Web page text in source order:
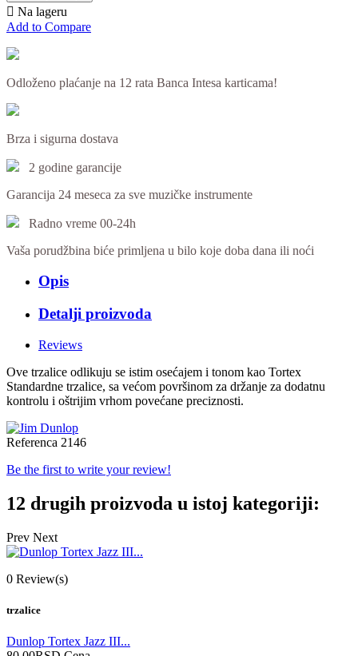
 Na lageru
Add to Compare
Odloženo plaćanje na 12 rata Banca Intesa karticama!
Brza i sigurna dostava
2 godine garancije
Garancija 24 meseca za sve muzičke instrumente
Radno vreme 00-24h
Vaša porudžbina biće primljena u bilo koje doba dana ili noći
Opis
Detalji proizvoda
Reviews
Ove trzalice odlikuju se istim osećajem i tonom kao Tortex
Standardne trzalice, sa većom površinom za držanje za dodatnu
kontrolu i oštrijim vrhom povećane preciznosti.
Referenca 2146
Be the first to write your review!
12 drugih proizvoda u istoj kategoriji:
Prev Next
0 Review(s)
trzalice
Dunlop Tortex Jazz III...